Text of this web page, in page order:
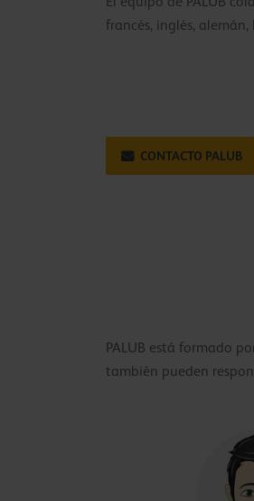
francés, inglés,
CONTACTO PALUB
PALUB está formado
también pueden